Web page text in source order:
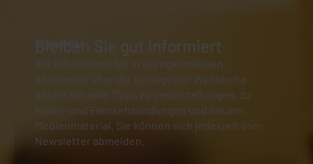
Newsletter
Bleiben Sie gut informiert
Wir informieren Sie in unregelmäßigen
Abständen über die Notlage der Weltkirche,
geben aktuelle Tipps zu Veranstaltungen, zu
Radio- und Fernsehsendungen und neuem
Medienmaterial. Sie können sich jederzeit vom
Newsletter abmelden.